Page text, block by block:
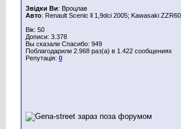
Звідки Ви: Вроцлав
Авто: Renault Scenic ll 1,9dci 2005; Kawasaki
Вік: 50
Дописи: 3.378
Вы сказали Спасибо: 949
Поблагодарили 2.968 раз(а) в 1.422 сообщениях
Репутація: 0